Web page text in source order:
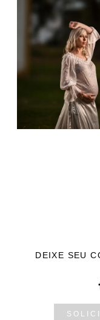
DEIXE SEU